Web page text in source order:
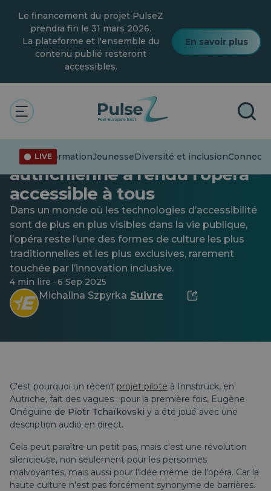
content
Le financement du projet PulseZ
prendra fin le 31 mars 2026.
La plateforme et l'ensemble du
contenu publié resteront
accessibles.
En savoir plus
LIVE
DésinformationJeunesseDiversité et inclusion
Patrimoine culturel
Une révolution à l'opéra :
comment une petite ville
autrichienne a rendu l'opéra
accessible à tous
Dans un monde où les technologies d’accessibilité
sont de plus en plus visibles dans la vie publique,
l’opéra reste l’une des formes de culture les plus
traditionnelles et les plus exclusives, rarement
touchée par l’innovation inclusive.
4 min lire · 6 Sep 2025
Michalina Szpyrka· Suivre
C'est pourquoi un récent projet pilote à Innsbruck, en
Autriche, fait des vagues : pour la première fois, Eugène
Onéguine de Piotr Tchaïkovski y a été joué avec une
description audio en direct.
Cela peut paraître un petit pas, mais c'est une révolution
silencieuse, non seulement pour les personnes
malvoyantes, mais aussi pour l'idée même de l'opéra. Car la
haute culture n'est pas forcément synonyme de barrières.